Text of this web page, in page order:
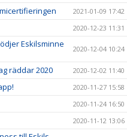
2021-01-09 17:42
2020-12-23 11:31
Eskilsminne
2020-12-04 10:24
räddar 2020 2020-12-02 11:40
2020-11-27 15:58
2020-11-24 16:50
2020-11-12 13:06